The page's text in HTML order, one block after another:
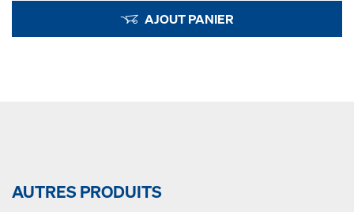
AJOUT PANIER
AUTRES PRODUITS